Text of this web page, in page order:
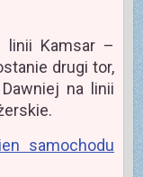
linii Kamsar –
drugi tor,
na linii
samochodu